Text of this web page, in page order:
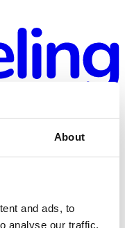
About
and ads, to
analyse our traffic.
Bundeling